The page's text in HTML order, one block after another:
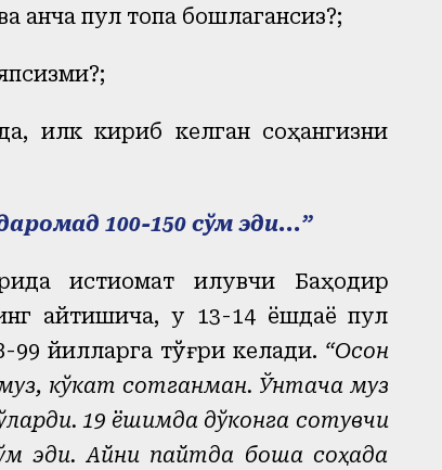
қанча пул топа бошлагансиз?;
илк кириб келган соҳангизни
100-150 сўм эди...”
истиқомат қилувчи Баҳодир
айтишича, у 13-14 ёшдаёқ пул
99 йилларга тўғри келади. “Осон
кўкат сотганман. Ўнтача муз
19 ёшимда дўконга сотувчи
эди. Айни пайтда бошқа соҳада